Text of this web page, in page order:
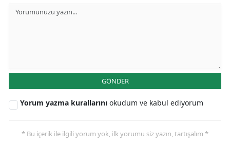
GÖNDER
Yorum yazma kurallarını okudum ve kabul ediyorum
* Bu içerik ile ilgili yorum yok, ilk yorumu siz yazın, tartışalım *